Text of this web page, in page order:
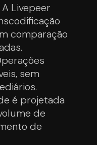
A Livepeer
comparação
sem
é projetada
de
de